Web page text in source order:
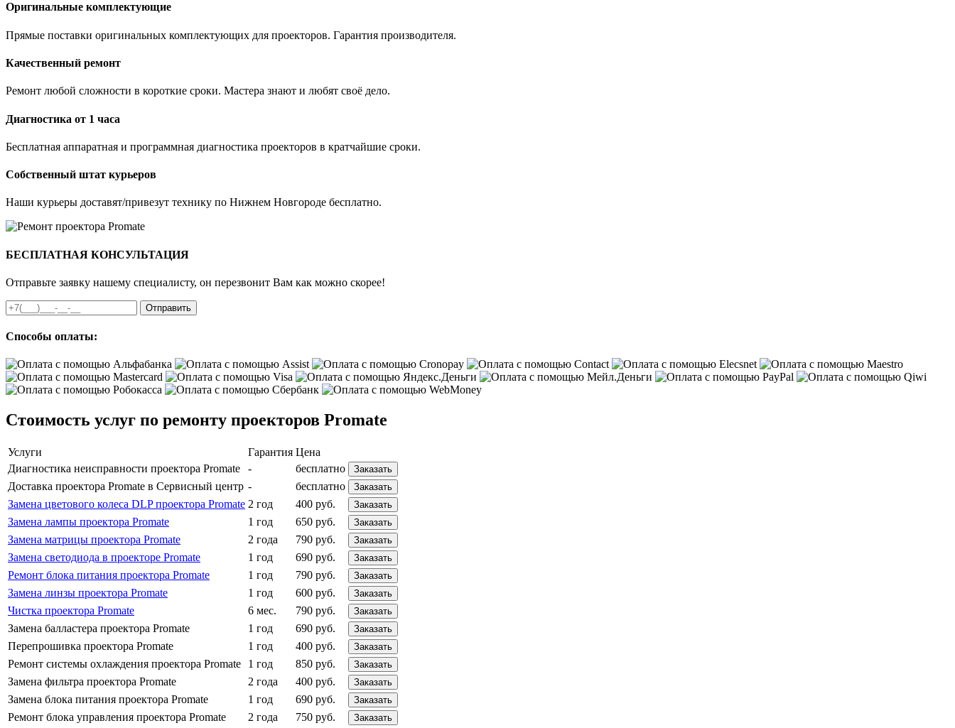
Оригинальные комплектующие
Прямые поставки оригинальных комплектующих для проекторов. Гарантия производителя.
Качественный ремонт
Ремонт любой сложности в короткие сроки. Мастера знают и любят своё дело.
Диагностика от 1 часа
Бесплатная аппаратная и программная диагностика проекторов в кратчайшие сроки.
Собственный штат курьеров
Наши курьеры доставят/привезут технику по Нижнем Новгороде бесплатно.
БЕСПЛАТНАЯ КОНСУЛЬТАЦИЯ
Отправьте заявку нашему специалисту, он перезвонит Вам как можно скорее!
Отправить
Способы оплаты:
Стоимость услуг по ремонту проекторов Promate
Услуги Гарантия Цена
Диагностика неисправности проектора Promate
- бесплатно Заказать
Доставка проектора Promate в Сервисный центр - бесплатно Заказать
Замена цветового колеса DLP проектора Promate 2 год 400 руб. Заказать
Замена лампы проектора Promate 1 год 650 руб. Заказать
Замена матрицы проектора Promate 2 года 790 руб. Заказать
Замена светодиода в проекторе Promate 1 год 690 руб. Заказать
Ремонт блока питания проектора Promate 1 год 790 руб. Заказать
Замена линзы проектора Promate 1 год 600 руб. Заказать
Чистка проектора Promate 6 мес. 790 руб. Заказать
Замена балластера проектора Promate 1 год 690 руб. Заказать
Перепрошивка проектора Promate 1 год 400 руб. Заказать
Ремонт системы охлаждения проектора Promate 1 год 850 руб. Заказать
Замена фильтра проектора Promate 2 года 400 руб. Заказать
Замена блока питания проектора Promate 1 год 690 руб. Заказать
Ремонт блока управления проектора Promate 2 года 750 руб. Заказать